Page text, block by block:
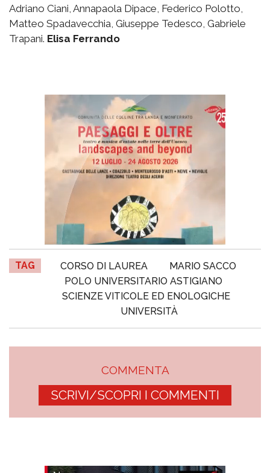
Adriano Ciani, Annapaola Dipace, Federico Polotto,
Matteo Spadavecchia, Giuseppe Tedesco, Gabriele
Trapani. Elisa Ferrando
TAG CORSO DI LAUREA
MARIO SACCO
POLO UNIVERSITARIO ASTIGIANO
SCIENZE VITICOLE ED ENOLOGICHE
UNIVERSITÀ
COMMENTA
SCRIVI/SCOPRI I COMMENTI